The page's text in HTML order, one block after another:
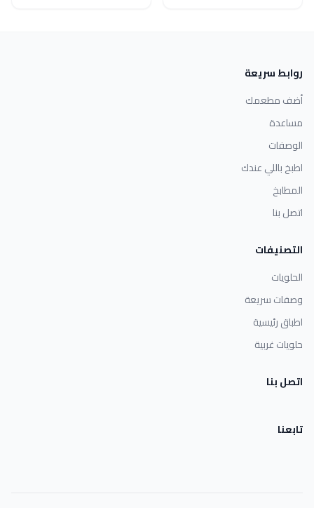
روابط سريعة
أضف مطعمك
مساعدة
الوصفات
اطبخ باللي عندك
المطابخ
اتصل بنا
التصنيفات
الحلويات
وصفات سريعة
اطباق رئيسية
حلويات غربية
اتصل بنا
تابعنا